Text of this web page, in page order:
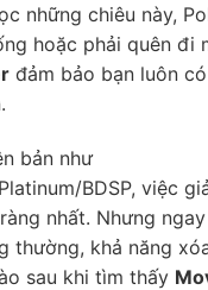
những chiêu này,
hoặc phải quên đi
đảm bảo bạn luôn
bản như
BDSP, việc
nhất. Nhưng
thường, khả năng
sau khi tìm thấy